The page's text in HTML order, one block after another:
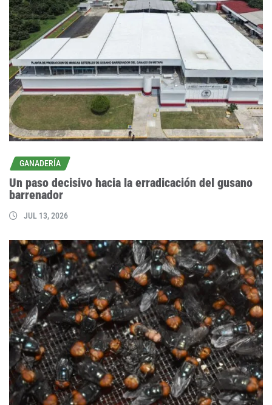
GANADERÍA
Un paso decisivo hacia la erradicación del gusano
barrenador
JUL 13, 2026